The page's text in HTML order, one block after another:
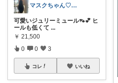
マスクちゃん♡ママになっても綺麗でいたい
可愛いジュリーミュール👡💕 ヒ
ールも低くて ...
￥ 21,500
0 0 3
コレ いいね